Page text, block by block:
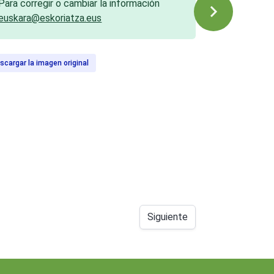
corregir o cambiar la información
la imagen original
Siguiente